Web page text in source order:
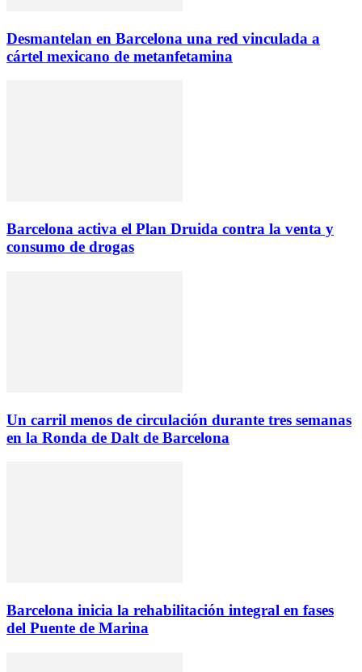
Desmantelan en Barcelona una red vinculada a
cártel mexicano de metanfetamina
Barcelona activa el Plan Druida contra la venta y
consumo de drogas
Un carril menos de circulación durante tres semanas
en la Ronda de Dalt de Barcelona
Barcelona inicia la rehabilitación integral en fases
del Puente de Marina